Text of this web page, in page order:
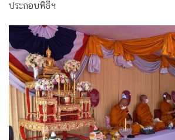
ประกอบพิธีฯ